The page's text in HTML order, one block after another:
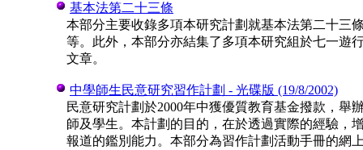
基本法第二十三條
本部分主要收錄多項本研究計劃就基本法第二十三
等。此外，本部分亦結集了多項本研究組於七一遊
文章。
中學師生民意研究習作計劃 - 光碟版 (19/8/2002)
民意研究計劃於2000年中獲優質教育基金撥款，
師及學生。本計劃的目的，在於透過實際的經驗，
報道的鑑別能力。本部分為習作計劃活動手冊的網